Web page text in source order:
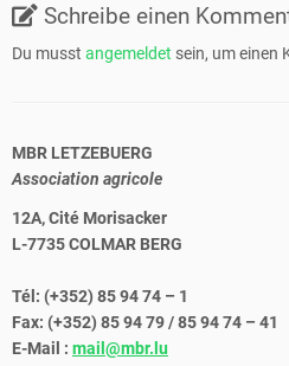
Schreibe einen
Du musst angemeldet sein, um einen
MBR LETZEBUERG
Association agricole
12A, Cité Morisacker
L-7735 COLMAR BERG
Tél: (+352) 85 94 74 – 1
Fax: (+352) 85 94 79 / 85 94 74 – 41
E-Mail : mail@mbr.lu